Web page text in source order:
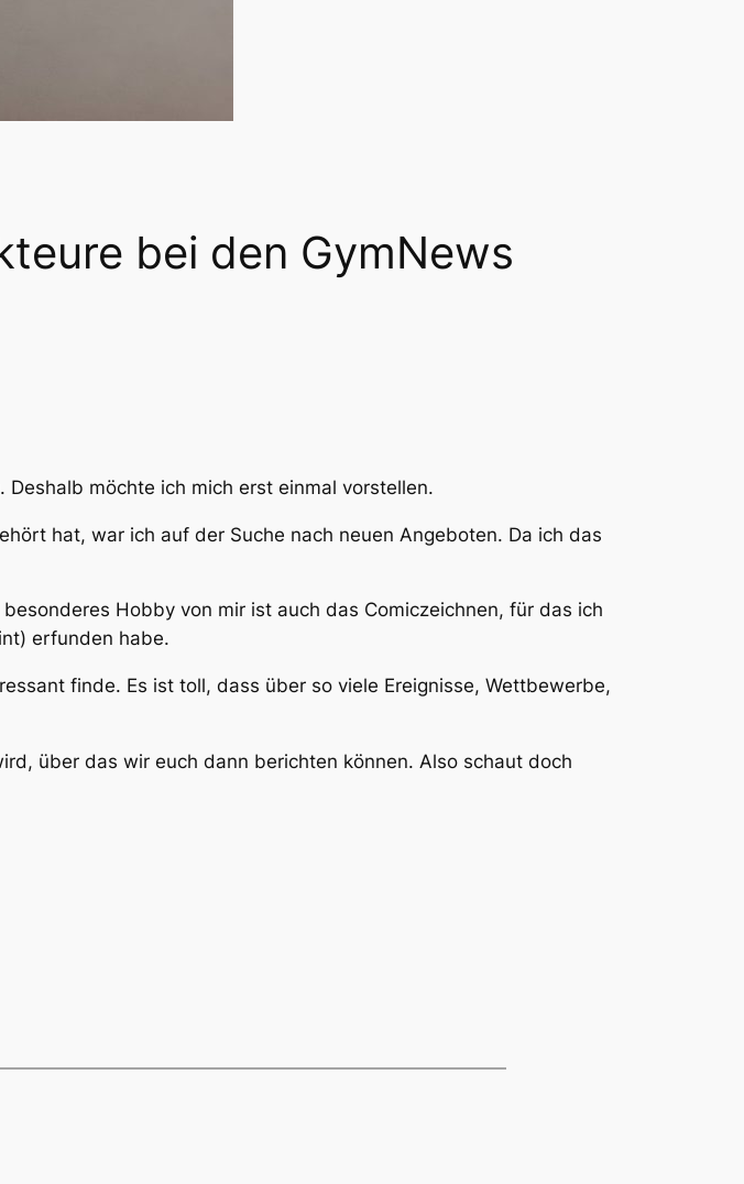
bei den GymNews
möchte ich mich erst einmal vorstellen.
hat, war ich auf der Suche nach neuen Angeboten. Da ich das
Hobby von mir ist auch das Comiczeichnen, für das ich
erfunden habe.
finde. Es ist toll, dass über so viele Ereignisse, Wettbewerbe,
über das wir euch dann berichten können. Also schaut doch